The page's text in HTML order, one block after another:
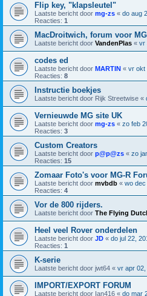
Flip key, "klapsleutel"
Laatste bericht door mg-zs « do aug
Reacties: 1
MacDroitwich, forum voor
Laatste bericht door VandenPlas « vr
codes ed
Laatste bericht door MARTIN « vr okt
Reacties: 8
Instructie boekjes
Laatste bericht door Rijk Streetwise «
Vernieuwde MG site UK
Laatste bericht door mg-zs « zo feb
Reacties: 3
Custom Creators
Laatste bericht door p@p@zs « zo
Reacties: 15
Zomaar Foto's voor MG-R
Laatste bericht door mvbdb « wo dec
Reacties: 4
Vor de 800 rijders.
Laatste bericht door The Flying
Heel veel Rover onderdelen
Laatste bericht door JD « do jul 22,
Reacties: 1
K-serie
Laatste bericht door jwt64 « vr apr 02,
IMPORT/EXPORT FORUM
Laatste bericht door Ian416 « do mar